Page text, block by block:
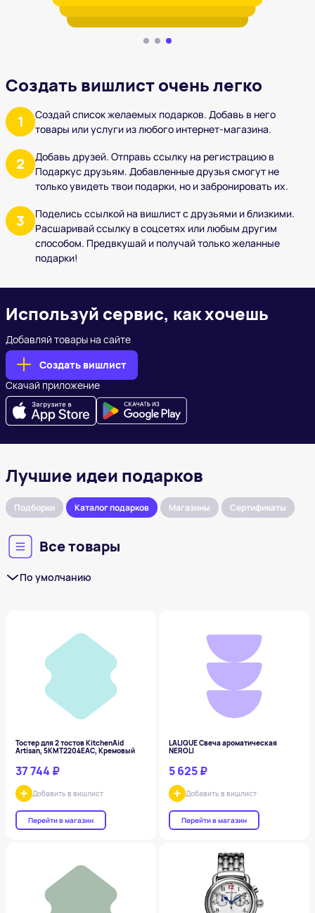
Создать вишлист очень легко
1
Создай список желаемых подарков. Добавь в него
товары или услуги из любого интернет-магазина.
2
Добавь друзей. Отправь ссылку на регистрацию в
Подаркус друзьям. Добавленные друзья смогут не
только увидеть твои подарки, но и забронировать их.
3
Поделись ссылкой на вишлист с друзьями и близкими.
Расшаривай ссылку в соцсетях или любым другим
способом. Предвкушай и получай только желанные
подарки!
Используй сервис, как хочешь
Добавляй товары на сайте
Создать вишлист
Скачай приложение
Лучшие идеи подарков
Подборки Каталог подарков Магазины Сертификаты
Все товары
По умолчанию
Тостер для 2 тостов KitchenAid
Artisan, 5KMT2204EAC, Кремовый
37 744 ₽
Добавить в вишлист
Перейти в магазин
LALIQUE Свеча ароматическая
NEROLI
5 625 ₽
Добавить в вишлист
Перейти в магазин